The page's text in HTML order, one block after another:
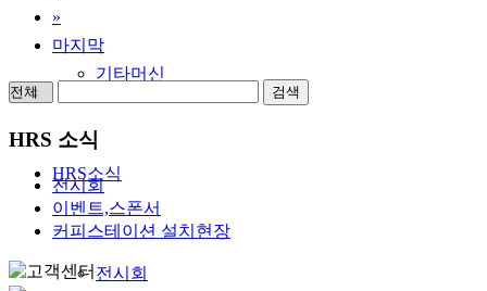
기타머신
HRS소식
전시회
»
마지막
검색
HRS 소식
전시회
이벤트,스폰서
커피스테이션 설치현장